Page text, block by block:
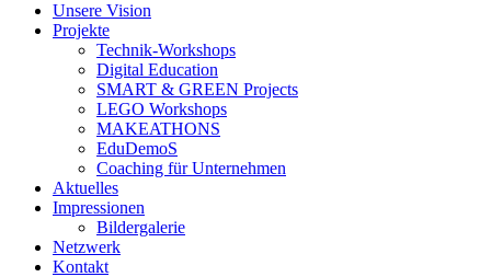
Unsere Vision
Projekte
Technik-Workshops
Digital Education
SMART & GREEN Projects
LEGO Workshops
MAKEATHONS
EduDemoS
Coaching für Unternehmen
Aktuelles
Impressionen
Bildergalerie
Netzwerk
Kontakt